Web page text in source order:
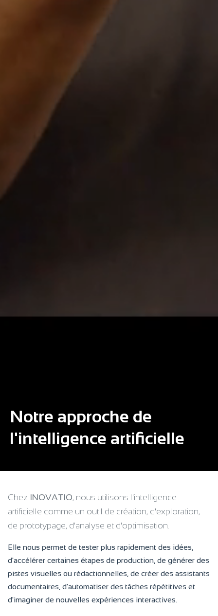
Notre approche de
l'intelligence artificielle
Chez INOVATIO, nous utilisons l'intelligence
artificielle comme un outil de création, d'exploration,
de prototypage, d'analyse et d'optimisation.
Elle nous permet de tester plus rapidement des idées,
d'accélérer certaines étapes de production, de générer des
pistes visuelles ou rédactionnelles, de créer des assistants
documentaires, d'automatiser des tâches répétitives et
d'imaginer de nouvelles expériences interactives.